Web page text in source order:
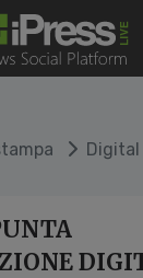
Digital